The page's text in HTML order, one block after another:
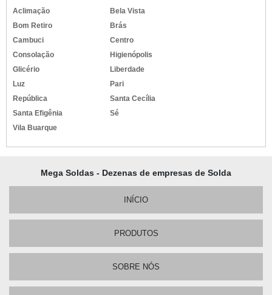
Aclimação
Bela Vista
Bom Retiro
Brás
Cambuci
Centro
Consolação
Higienópolis
Glicério
Liberdade
Luz
Pari
República
Santa Cecília
Santa Efigênia
Sé
Vila Buarque
Mega Soldas - Dezenas de empresas de Solda
INÍCIO
PRODUTOS
SOBRE NÓS